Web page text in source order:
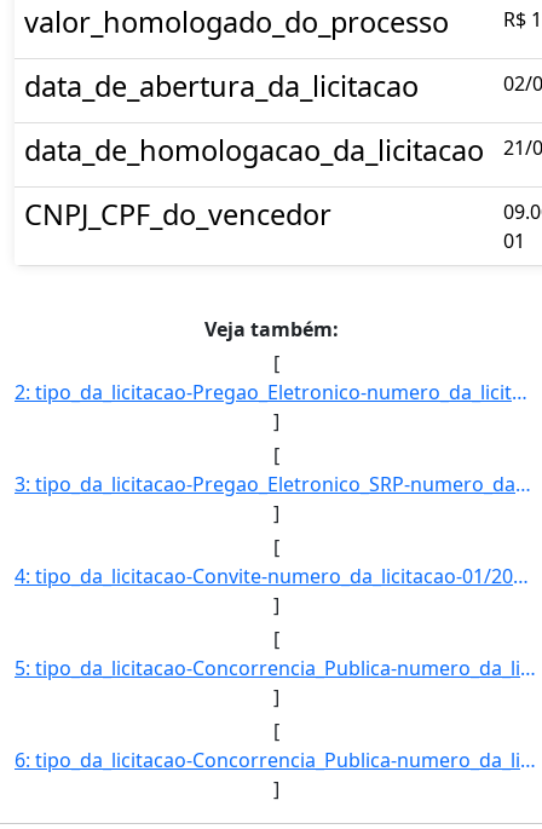
valor_homologado_do_processo R$
data_de_abertura_da_licitacao 02/
data_de_homologacao_da_licitacao 21/
CNPJ_CPF_do_vencedor
01
Veja também:
[
2: tipo_da_licitacao-Pregao_Eletronico-numero_da_licitacao-02/2018-objeto-Aquisicao_de_placas_de_sinali]
]
[
3: tipo_da_licitacao-Pregao_Eletronico_SRP-numero_da_licitacao-07/2018-objeto-Contratacao_de_servicos_g]
]
[
4: tipo_da_licitacao-Convite-numero_da_licitacao-01/2018-objeto-Impressao_de_provas_e_gabaritos_para_co]
]
[
5: tipo_da_licitacao-Concorrencia_Publica-numero_da_licitacao-01/2018-objeto-Cobertura_da_quadra_polies]
]
[
6: tipo_da_licitacao-Concorrencia_Publica-numero_da_licitacao-02/2018-objeto-Construcao_de_barracao_pre]
]